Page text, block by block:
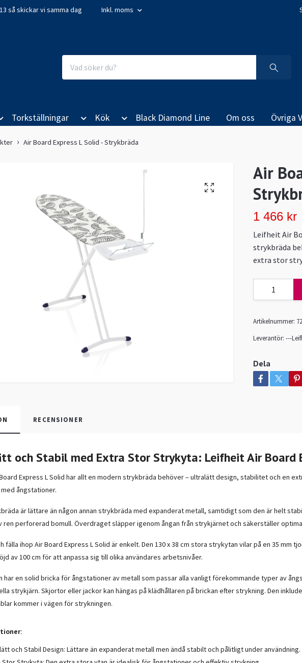
så skickar vi samma dag Inkl. moms
Torkställningar Kök Black Diamond Line Om oss Övriga
Air Board Express L Solid - Strykbräda
Air
1 466 kr
Leifheit Air
strykbräda
extra stor
Artikelnummer:
Leverantör: ---
Dela
RECENSIONER
och Stabil med Extra Stor Strykyta: Leifheit Air Board
Express L Solid har allt en modern strykbräda behöver – ultralätt design, stabilitet och en
ångstationer.
är lättare än någon annan strykbräda med expanderat metall, samtidigt som den är helt
ren perforerad bomull. Överdraget släpper igenom ångan från strykjärnet och säkerställer
fälla ihop Air Board Express L Solid är enkelt. Den 130 x 38 cm stora strykytan vilar på en 35 mm
av 100 cm för att anpassa sig till olika användares arbetsnivåer.
har en solid bricka för ångstationer av metall som passar alla vanligt förekommande typer av
strykjärn. Skjortor eller jackor kan hängas på klädhållaren på brickan efter strykning. Den
kommer i vägen för strykningen.
och Stabil Design: Lättare än expanderat metall men ändå stabilt och pålitligt under användning.